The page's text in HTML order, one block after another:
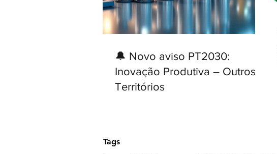
🔔 Novo aviso PT2030:
Inovação Produtiva – Outros
Territórios
Tags